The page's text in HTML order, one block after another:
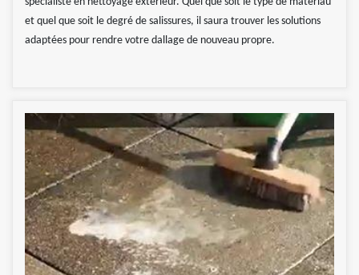
et quel que soit le degré de salissures, il saura trouver les solutions
adaptées pour rendre votre dallage de nouveau propre.